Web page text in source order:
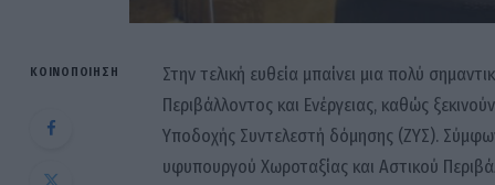
ΚΟΙΝΟΠΟΊΗΣΗ
Στην τελική ευθεία μπαίνει μια πολύ
Περιβάλλοντος και Ενέργειας, καθώς
Υποδοχής Συντελεστή δόμησης (ΖΥΣ).
υφυπουργού Χωροταξίας και Αστικού